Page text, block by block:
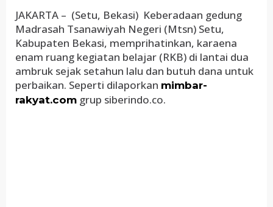
JAKARTA – (Setu, Bekasi) Keberadaan gedung
Madrasah Tsanawiyah Negeri (Mtsn) Setu,
Kabupaten Bekasi, memprihatinkan, karaena
enam ruang kegiatan belajar (RKB) di lantai dua
ambruk sejak setahun lalu dan butuh dana untuk
perbaikan. Seperti dilaporkan mimbar-
rakyat.com grup siberindo.co.